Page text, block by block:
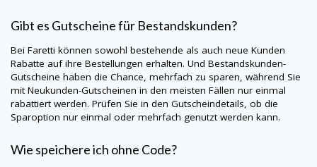
Gibt es Gutscheine für Bestandskunden?
Bei Faretti können sowohl bestehende als auch neue Kunden
Rabatte auf ihre Bestellungen erhalten. Und Bestandskunden-
Gutscheine haben die Chance, mehrfach zu sparen, während Sie
mit Neukunden-Gutscheinen in den meisten Fällen nur einmal
rabattiert werden. Prüfen Sie in den Gutscheindetails, ob die
Sparoption nur einmal oder mehrfach genutzt werden kann.
Wie speichere ich ohne Code?